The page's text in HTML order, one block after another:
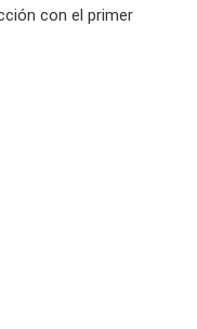
con el primer